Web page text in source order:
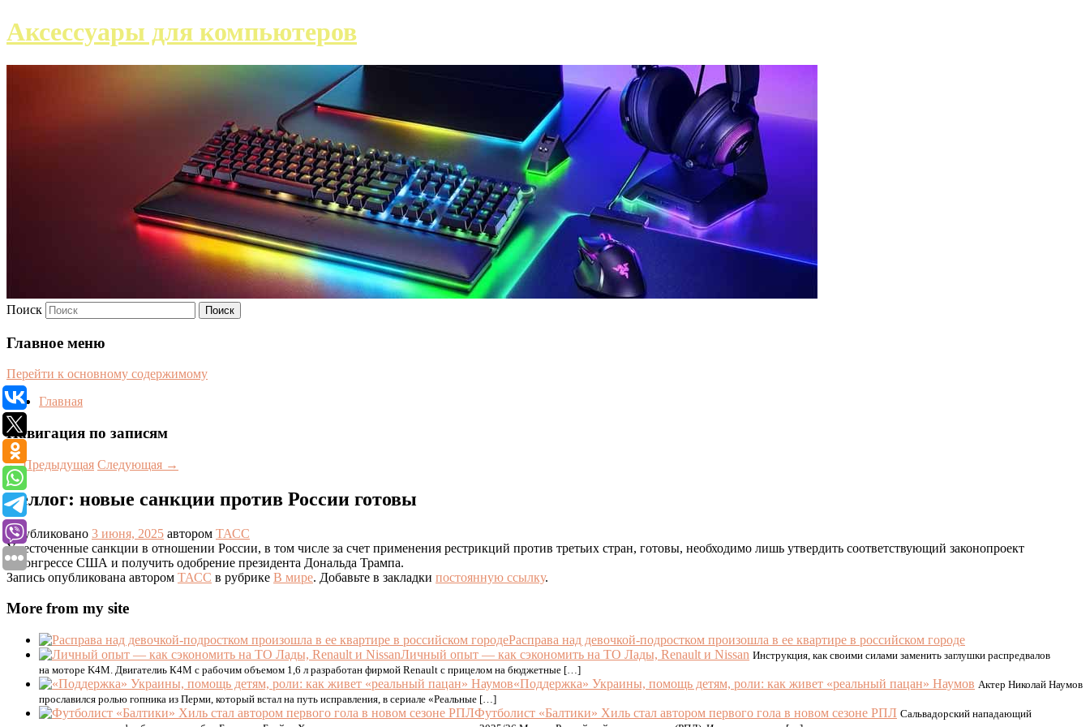
Аксессуары для компьютеров
Поиск
Главное меню
Перейти к основному содержимому
Главная
Навигация по записям
←Предыдущая Следующая →
Келлог: новые санкции против России готовы
Опубликовано 3 июня, 2025 автором ТАСС
Ужесточенные санкции в отношении России, в том числе за счет применения рестрикций против третьих стран, готовы, необходимо лишь утвердить соответствующий законопроект
в Конгрессе США и получить одобрение президента Дональда Трампа.
Запись опубликована автором ТАСС в рубрике В мире. Добавьте в закладки постоянную ссылку.
More from my site
Расправа над девочкой-подростком произошла в ее квартире в российском городе
Личный опыт — как сэкономить на ТО Лады, Renault и Nissan Инструкция, как своими силами заменить заглушки распредвалов
на моторе K4M. Двигателиь К4М с рабочим объемом 1,6 л разработан фирмой Renault с прицелом на бюджетные […]
«Поддержка» Украины, помощь детям, роли: как живет «реальный пацан» Наумов Актер Николай Наумов
прославился ролью гопника из Перми, который встал на путь исправления, в сериале «Реальные […]
Футболист «Балтики» Хиль стал автором первого гола в новом сезоне РПЛ Сальвадорский нападающий